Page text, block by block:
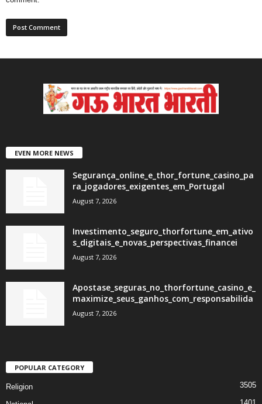
EVEN MORE NEWS
Segurança_online_e_thor_fortune_casino_pa
ra_jogadores_exigentes_em_Portugal
August 7, 2026
Investimento_seguro_thorfortune_em_ativo
s_digitais_e_novas_perspectivas_financei
August 7, 2026
Apostase_seguras_no_thorfortune_casino_e_
maximize_seus_ganhos_com_responsabilida
August 7, 2026
POPULAR CATEGORY
Religion 3505